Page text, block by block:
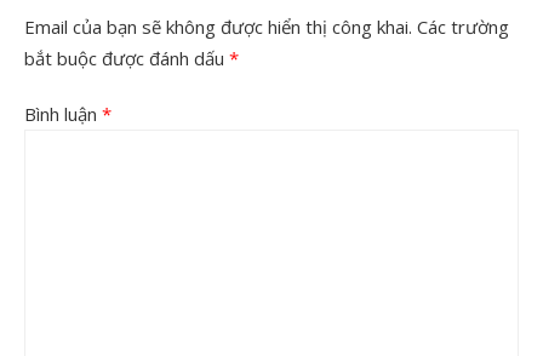
Email của bạn sẽ không được hiển thị công khai. Các trường
bắt buộc được đánh dấu *
Bình luận *